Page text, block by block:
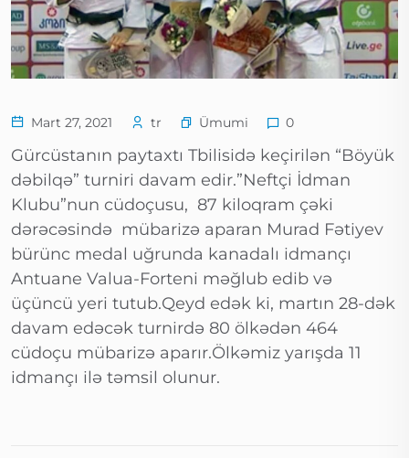
Mart 27, 2021 tr Ümumi 0
Gürcüstanın paytaxtı Tbilisidə keçirilən “Böyük
dəbilqə” turniri davam edir.”Neftçi İdman
Klubu”nun cüdoçusu, 87 kiloqram çəki
dərəcəsində mübarizə aparan Murad Fətiyev
bürünc medal uğrunda kanadalı idmançı
Antuane Valua-Forteni məğlub edib və
üçüncü yeri tutub.Qeyd edək ki, martın 28-dək
davam edəcək turnirdə 80 ölkədən 464
cüdoçu mübarizə aparır.Ölkəmiz yarışda 11
idmançı ilə təmsil olunur.